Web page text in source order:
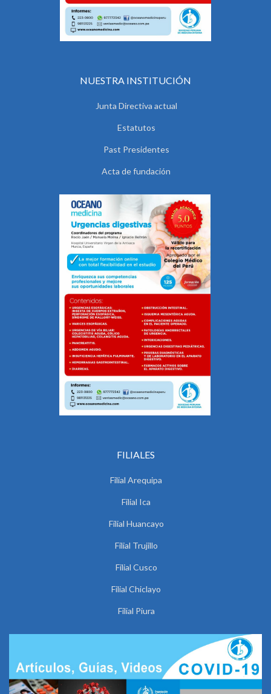
NUESTRA INSTITUCIÓN
Junta Directiva actual
Estatutos
Past Presidentes
Acta de fundación
FILIALES
Filial Arequipa
Filial Ica
Filial Huancayo
Filial Trujillo
Filial Cusco
Filial Chiclayo
Filial Piura